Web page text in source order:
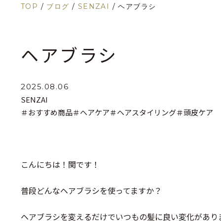
TOP / ブログ / SENZAI /ヘアブラシ
ヘアブラシ
2025.08.06
SENZAI
＃おすすめ商品＃ヘアケア＃ヘアスタイリング＃頭皮ケア
こんにちは！関です！
普段どんなヘアブラシを使ってますか？
ヘアブラシを変えるだけでいつもの髪に良い変化があり